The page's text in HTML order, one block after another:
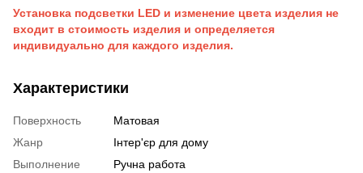
Установка подсветки LED и изменение цвета изделия не
входит в стоимость изделия и определяется
индивидуально для каждого изделия.
Характеристики
Поверхность
Матовая
Жанр
Інтер'єр для дому
Выполнение
Ручна работа